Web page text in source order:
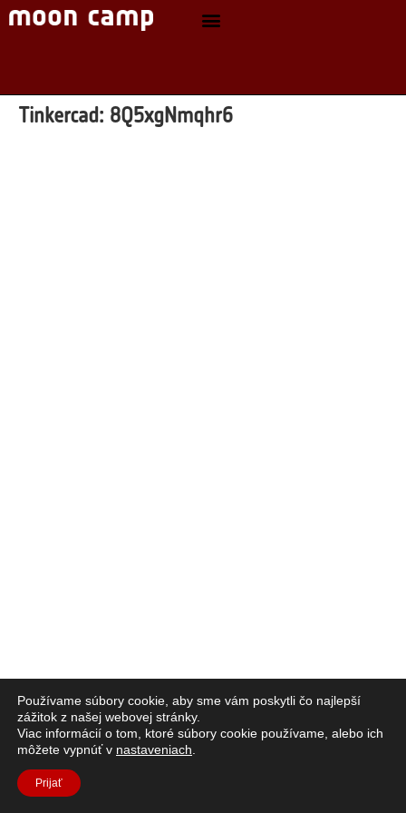
Tinkercad: 8Q5xgNmqhr6
Používame súbory cookie, aby sme vám poskytli čo najlepší
zážitok z našej webovej stránky.
Viac informácií o tom, ktoré súbory cookie používame, alebo ich
môžete vypnúť v nastaveniach
Prijať